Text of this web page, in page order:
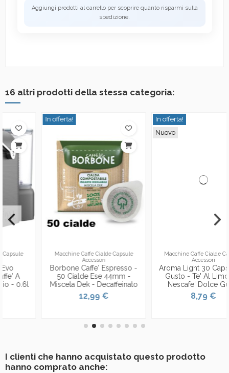
Aggiungi prodotti al carrello per scoprire quanto risparmi sulla
spedizione.
16 altri prodotti della stessa categoria:
In offerta!
Nuovo
Macchine Caffe Cialde Capsule
Aroma Light 30 Capsule Di
Gusto - Te' Al Limone -
Nescafe' Dolce Gusto
8,79 €
In offerta!
Macchine Caffe Cialde Capsule
Aroma Light Caffe
Espresso 16 Capsule -
Miscela Blu - Nescafe'
Dolce Gusto
I clienti che hanno acquistato questo prodotto
hanno comprato anche: